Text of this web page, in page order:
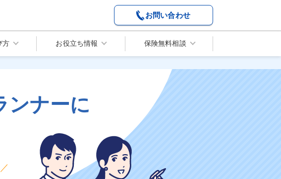
お問い合わせ
方 お役立ち情報 保険無料相談
ンナーに